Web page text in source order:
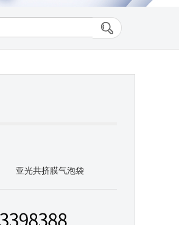
亚光共挤膜气泡袋